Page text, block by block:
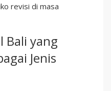
revisi di masa
Bali yang
Jenis